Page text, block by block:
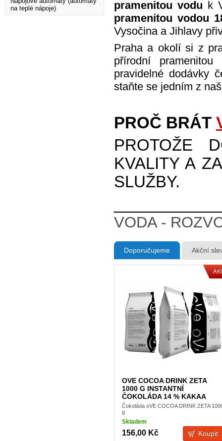
pramenitou vodu k
pramenitou vodou
Vysočina a Jihlavy
Praha a okolí si z
přírodní pramenitou
pravidelné dodávky
staňte se jedním z
PROČ BRÁT
PROTOŽE
KVALITY A
SLUŽBY.
VODA -
Doporučujeme Akční
OVE COCOA DRINK ZETA
1000 G INSTANTNÍ
ČOKOLÁDA 14 % KAKAA
Čokoláda oVE COCOA DRINK ZETA
g
Skladem
156,00 Kč
na teplé nápoje)